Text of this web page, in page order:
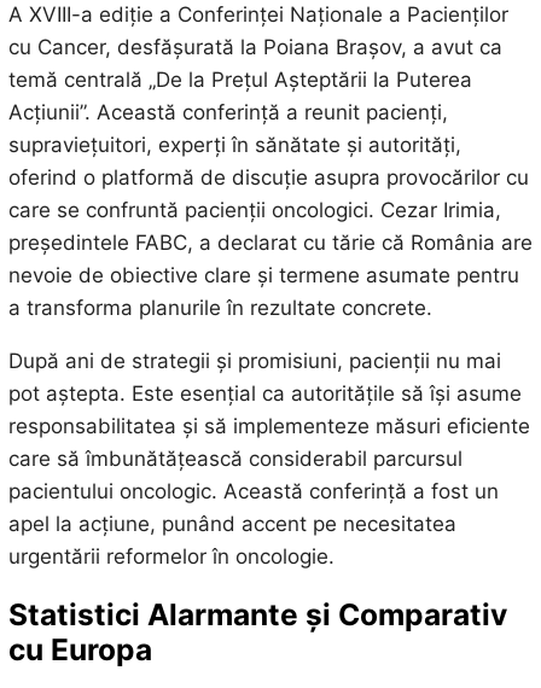
A XVIII-a ediție a Conferinței Naționale a Pacienților
cu Cancer, desfășurată la Poiana Brașov, a avut ca
temă centrală „De la Prețul Așteptării la Puterea
Acțiunii”. Această conferință a reunit pacienți,
supraviețuitori, experți în sănătate și autorități,
oferind o platformă de discuție asupra provocărilor cu
care se confruntă pacienții oncologici. Cezar Irimia,
președintele FABC, a declarat cu tărie că România are
nevoie de obiective clare și termene asumate pentru
a transforma planurile în rezultate concrete.
După ani de strategii și promisiuni, pacienții nu mai
pot aștepta. Este esențial ca autoritățile să își asume
responsabilitatea și să implementeze măsuri eficiente
care să îmbunătățească considerabil parcursul
pacientului oncologic. Această conferință a fost un
apel la acțiune, punând accent pe necesitatea
urgentării reformelor în oncologie.
Statistici Alarmante și Comparativ
cu Europa